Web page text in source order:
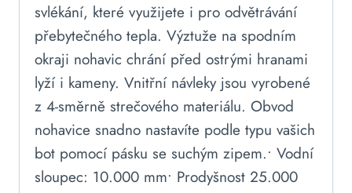
svlékání, které využijete i pro odvětrávání
přebytečného tepla. Výztuže na spodním
okraji nohavic chrání před ostrými hranami
lyží i kameny. Vnitřní návleky jsou vyrobené
z 4-směrně strečového materiálu. Obvod
nohavice snadno nastavíte podle typu vašich
bot pomocí pásku se suchým zipem.• Vodní
sloupec: 10.000 mm• Prodyšnost 25.000